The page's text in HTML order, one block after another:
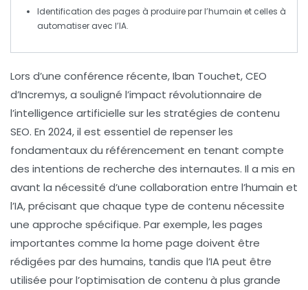
Identification des pages à produire par l’humain et celles à
automatiser avec l’IA.
Lors d’une conférence récente, Iban Touchet, CEO
d’Incremys, a souligné l’impact révolutionnaire de
l’intelligence artificielle sur les stratégies de contenu
SEO. En 2024, il est essentiel de repenser les
fondamentaux du référencement en tenant compte
des intentions de recherche des internautes. Il a mis en
avant la nécessité d’une collaboration entre l’humain et
l’IA, précisant que chaque type de contenu nécessite
une approche spécifique. Par exemple, les pages
importantes comme la home page doivent être
rédigées par des humains, tandis que l’IApeut être
utilisée pour l’optimisation de contenu à plus grande